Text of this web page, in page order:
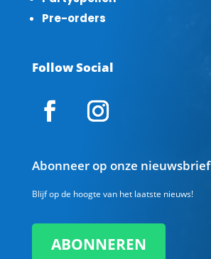
Pre-orders
Follow Social
Abonneer op onze nieuwsbrief
Blijf op de hoogte van het laatste nieuws!
ABONNEREN